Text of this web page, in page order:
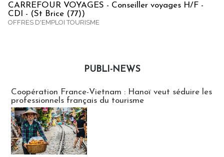
CARREFOUR VOYAGES - Conseiller voyages H/F -
CDI - (St Brice (77))
OFFRES D'EMPLOI TOURISME
PUBLI-NEWS
Coopération France-Vietnam : Hanoï veut séduire les
professionnels français du tourisme